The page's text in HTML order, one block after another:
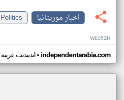
اخبار موريتانيا
Politics
WE05ZH
اندبندنت عربية• independentarabia.com